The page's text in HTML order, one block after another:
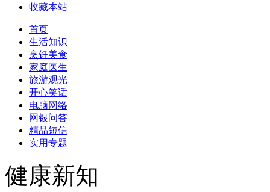
收藏本站
首页
生活知识
烹饪美食
家庭医生
旅游观光
开心笑话
电脑网络
网银问答
精品短信
实用专题
健康新知